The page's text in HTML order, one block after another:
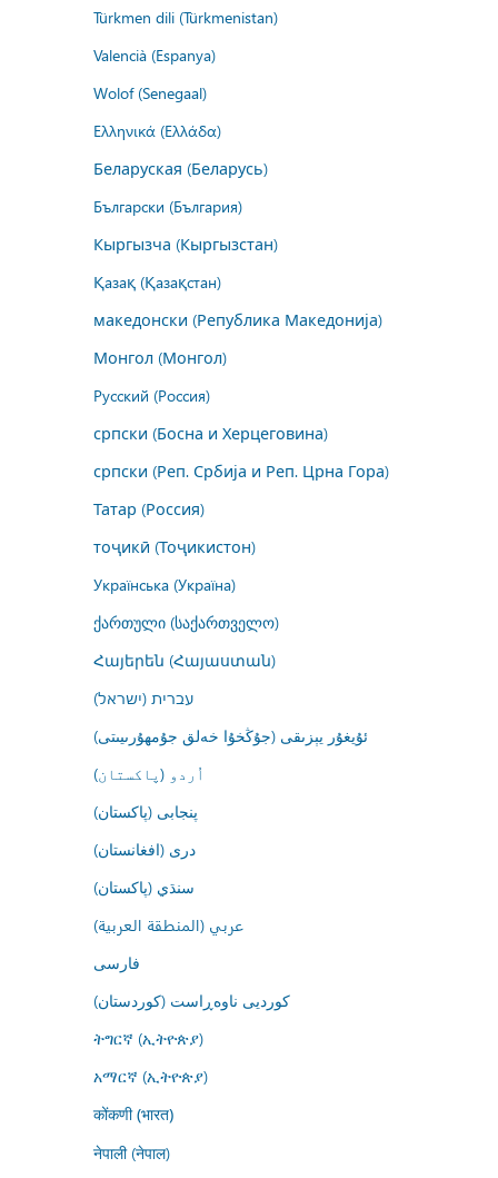
Türkmen dili (Türkmenistan)
Valencià (Espanya)
Wolof (Senegaal)
Ελληνικά (Ελλάδα)
Беларуская (Беларусь)
Български (България)
Кыргызча (Кыргызстан)
Қазақ (Қазақстан)
македонски (Република Македонија)
Монгол (Монгол)
Русский (Россия)
српски (Босна и Херцеговина)
српски (Реп. Србија и Реп. Црна Гора)
Татар (Россия)
тоҷикӣ (Тоҷикистон)
Українська (Україна)
ქართული (საქართველო)
Հայերեն (Հայաստան)
עברית (ישראל)
ئۇيغۇر يېزىقى (جۇڭخۇا خەلق جۇمھۇرىيىتى)
اُردو (پاکستان)
پنجابی (پاکستان)
درى (افغانستان)
سنڌي (پاکستان)
عربي (المنطقة العربية)
فارسى
کوردیی ناوەڕاست (کوردستان)
ትግርኛ (ኢትዮጵያ)
አማርኛ (ኢትዮጵያ)
कोंकणी (भारत)
नेपाली (नेपाल)